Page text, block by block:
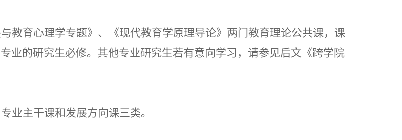
教育心理学专题》、《现代教育学原理导论》两门教育理论公共课，课
业的研究生必修。 其他专业研究生若有意向学习，请参见后文《跨学院
业主干课和发展方向课三类。